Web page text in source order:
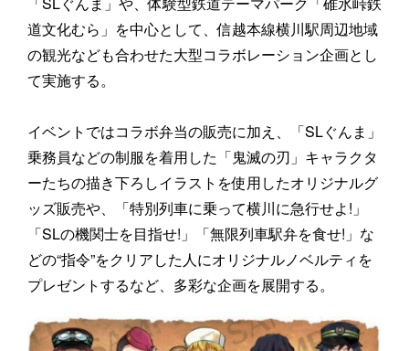
道文化むら」を中心として、信越本線横川駅周辺地域
の観光なども合わせた大型コラボレーション企画とし
て実施する。
イベントではコラボ弁当の販売に加え、「SLぐんま」
乗務員などの制服を着用した「鬼滅の刃」キャラクタ
ーたちの描き下ろしイラストを使用したオリジナルグ
ッズ販売や、「特別列車に乗って横川に急行せよ!」
「SLの機関士を目指せ!」「無限列車駅弁を食せ!」な
どの“指令”をクリアした人にオリジナルノベルティを
プレゼントするなど、多彩な企画を展開する。